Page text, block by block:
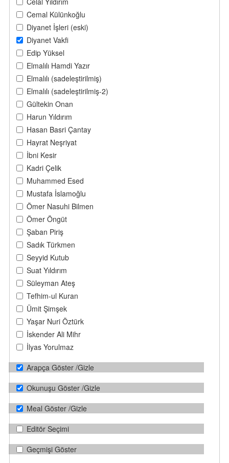
Cemal Külünkoğlu
Diyanet İşleri (eski)
Diyanet Vakfi
Edip Yüksel
Elmalılı Hamdi Yazır
Elmalılı (sadeleştirilmiş)
Elmalılı (sadeleştirilmiş-2)
Gültekin Onan
Harun Yıldırım
Hasan Basri Çantay
Hayrat Neşriyat
İbni Kesir
Kadri Çelik
Muhammed Esed
Mustafa İslamoğlu
Ömer Nasuhi Bilmen
Ömer Öngüt
Şaban Piriş
Sadık Türkmen
Seyyid Kutub
Suat Yıldırım
Süleyman Ateş
Tefhim-ul Kuran
Ümit Şimşek
Yaşar Nuri Öztürk
İskender Ali Mihr
İlyas Yorulmaz
Arapça Göster /Gizle
Okunuşu Göster /Gizle
Meal Göster /Gizle
Editör Seçimi
Geçmişi Göster